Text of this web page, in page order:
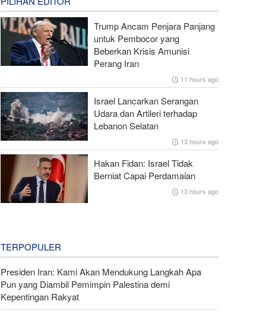
Trump Ancam Penjara Panjang
untuk Pembocor yang
Beberkan Krisis Amunisi
Perang Iran
11 hours ago
Israel Lancarkan Serangan
Udara dan Artileri terhadap
Lebanon Selatan
13 hours ago
Hakan Fidan: Israel Tidak
Berniat Capai Perdamaian
13 hours ago
TERPOPULER
Presiden Iran: Kami Akan Mendukung Langkah Apa
Pun yang Diambil Pemimpin Palestina demi
Kepentingan Rakyat